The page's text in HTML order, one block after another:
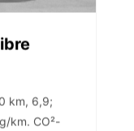
km, 6,9;
km. CO²-